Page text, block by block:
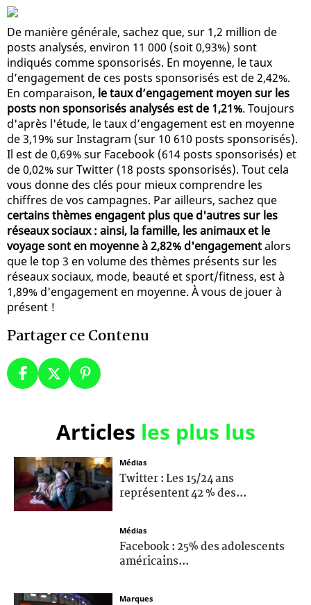
De manière générale, sachez que, sur 1,2 million de
posts analysés, environ 11 000 (soit 0,93%) sont
indiqués comme sponsorisés. En moyenne, le taux
d’engagement de ces posts sponsorisés est de 2,42%.
En comparaison, le taux d’engagement moyen sur les
posts non sponsorisés analysés est de 1,21%. Toujours
d'après l'étude, le taux d’engagement est en moyenne
de 3,19% sur Instagram (sur 10 610 posts sponsorisés).
Il est de 0,69% sur Facebook (614 posts sponsorisés) et
de 0,02% sur Twitter (18 posts sponsorisés). Tout cela
vous donne des clés pour mieux comprendre les
chiffres de vos campagnes. Par ailleurs, sachez que
certains thèmes engagent plus que d'autres sur les
réseaux sociaux : ainsi, la famille, les animaux et le
voyage sont en moyenne à 2,82% d'engagementalors
que le top 3 en volume des thèmes présents sur les
réseaux sociaux, mode, beauté et sport/fitness, est à
1,89% d'engagement en moyenne. À vous de jouer à
présent !
Partager ce Contenu
Articles les plus lus
Médias
Twitter : Les 15/24 ans
représentent 42 % des...
Médias
Facebook : 25% des adolescents
américains...
Marques